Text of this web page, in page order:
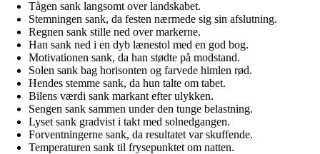
Tågen sank langsomt over landskabet.
Stemningen sank, da festen nærmede sig sin afslutning.
Regnen sank stille ned over markerne.
Han sank ned i en dyb lænestol med en god bog.
Motivationen sank, da han stødte på modstand.
Solen sank bag horisonten og farvede himlen rød.
Hendes stemme sank, da hun talte om tabet.
Bilens værdi sank markant efter ulykken.
Sengen sank sammen under den tunge belastning.
Lyset sank gradvist i takt med solnedgangen.
Forventningerne sank, da resultatet var skuffende.
Temperaturen sank til frysepunktet om natten.